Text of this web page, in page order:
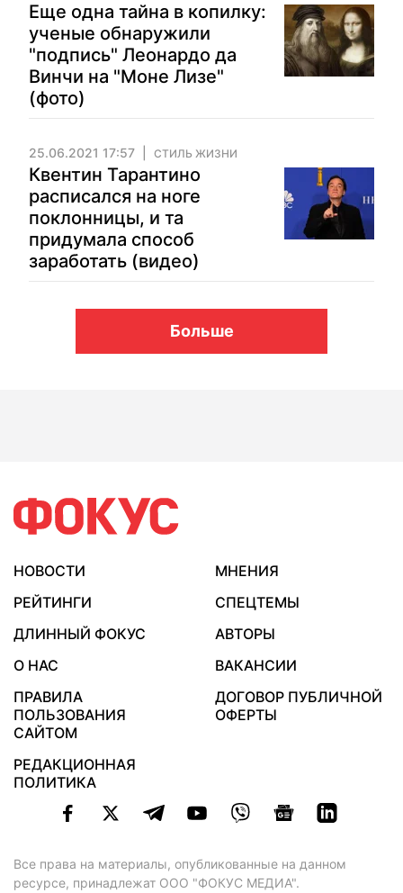
Еще одна тайна в копилку:
ученые обнаружили
"подпись" Леонардо да
Винчи на "Моне Лизе"
(фото)
25.06.2021 17:57 СТИЛЬ ЖИЗНИ
Квентин Тарантино
расписался на ноге
поклонницы, и та
придумала способ
заработать (видео)
Больше
НОВОСТИ
МНЕНИЯ
РЕЙТИНГИ
СПЕЦТЕМЫ
ДЛИННЫЙ ФОКУС
АВТОРЫ
О НАС
ВАКАНСИИ
ПРАВИЛА
ПОЛЬЗОВАНИЯ
САЙТОМ
ДОГОВОР ПУБЛИЧНОЙ
ОФЕРТЫ
РЕДАКЦИОННАЯ
ПОЛИТИКА
Все права на материалы, опубликованные на данном
ресурсе, принадлежат ООО "ФОКУС МЕДИА".